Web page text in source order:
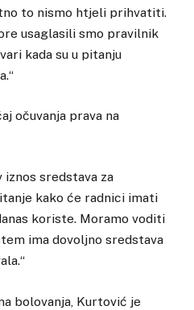
to nismo htjeli prihvatiti.
usaglasili smo pravilnik
kada su u pitanju
očuvanja prava na
iznos sredstava za
kako će radnici imati
koriste. Moramo voditi
ima dovoljno sredstava
bolovanja, Kurtović je